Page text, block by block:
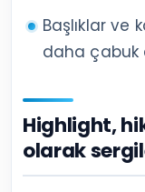
Başlıklar ve
daha çabuk
Highlight,
olarak